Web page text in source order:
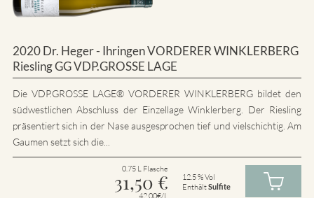
2020 Dr. Heger - Ihringen VORDERER WINKLERBERG
Riesling GG VDP.GROSSE LAGE
Die VDP.GROSSE LAGE® VORDERER WINKLERBERG bildet den
südwestlichen Abschluss der Einzellage Winklerberg. Der Riesling
präsentiert sich in der Nase ausgesprochen tief und vielschichtig. Am
Gaumen setzt sich die...
0.75 L Flasche
31,50 €
12.5 % Vol
EnthältSulfite